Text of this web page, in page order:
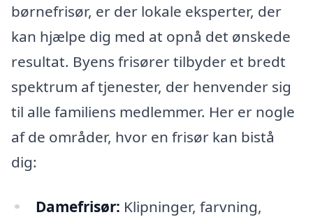
børnefrisør, er der lokale eksperter, der
kan hjælpe dig med at opnå det ønskede
resultat. Byens frisører tilbyder et bredt
spektrum af tjenester, der henvender sig
til alle familiens medlemmer. Her er nogle
af de områder, hvor en frisør kan bistå
dig:
Damefrisør: Klipninger, farvning,